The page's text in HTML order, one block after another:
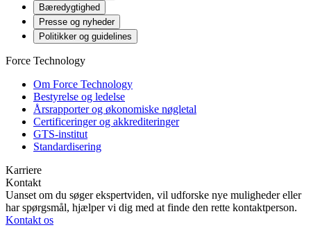
Bæredygtighed
Presse og nyheder
Politikker og guidelines
Force Technology
Om Force Technology
Bestyrelse og ledelse
Årsrapporter og økonomiske nøgletal
Certificeringer og akkrediteringer
GTS-institut
Standardisering
Karriere
Kontakt
Uanset om du søger ekspertviden, vil udforske nye muligheder eller
har spørgsmål, hjælper vi dig med at finde den rette kontaktperson.
Kontakt os